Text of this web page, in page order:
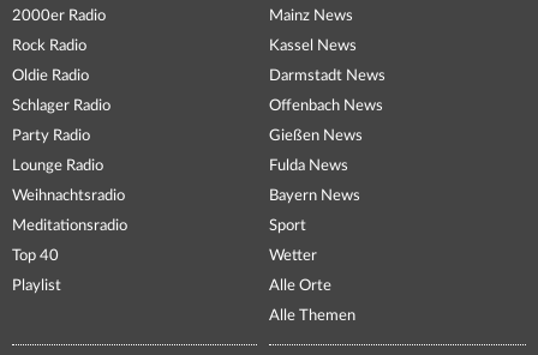
2000er Radio
Rock Radio
Oldie Radio
Schlager Radio
Party Radio
Lounge Radio
Weihnachtsradio
Meditationsradio
Top 40
Playlist
Mainz News
Kassel News
Darmstadt News
Offenbach News
Gießen News
Fulda News
Bayern News
Sport
Wetter
Alle Orte
Alle Themen